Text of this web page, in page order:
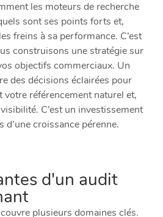
les moteurs de recherche
sont ses points forts et,
freins à sa performance. C’est
construisons une stratégie sur
objectifs commerciaux. Un
des décisions éclairées pour
référencement naturel et,
C’est un investissement
croissance pérenne.
d'un audit
plusieurs domaines clés.